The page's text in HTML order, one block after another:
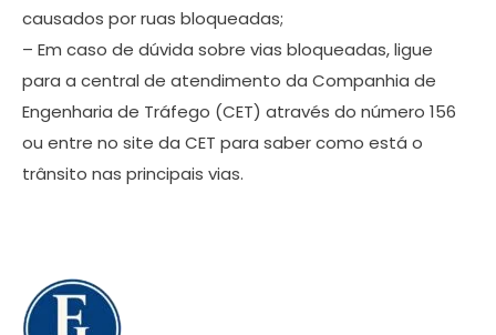
causados por ruas bloqueadas;
– Em caso de dúvida sobre vias bloqueadas, ligue
para a central de atendimento da Companhia de
Engenharia de Tráfego (CET) através do número 156
ou entre no site da CET para saber como está o
trânsito nas principais vias.